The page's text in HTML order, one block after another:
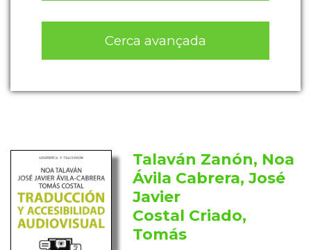
Cerca avançada
Talaván Zanón, Noa
Ávila Cabrera, José
Javier
Costal Criado,
Tomás